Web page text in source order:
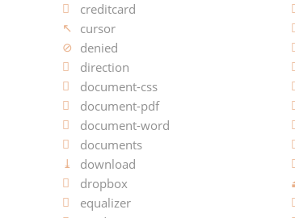
creditcard
cursor
denied
direction
document-css
document-pdf
document-word
documents
download
dropbox
equalizer